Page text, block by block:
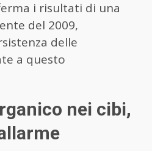
i risultati di una
del 2009,
delle
a questo
nei cibi,